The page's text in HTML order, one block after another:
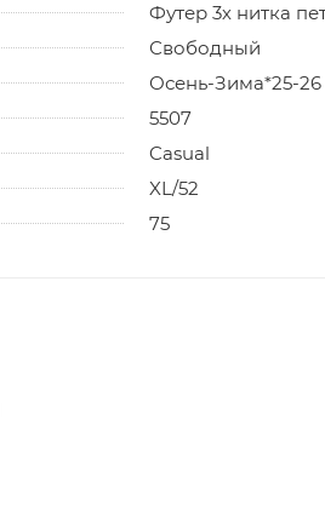
Футер 3х нитка
Свободный
Осень-Зима*25-26
5507
Casual
XL/52
75